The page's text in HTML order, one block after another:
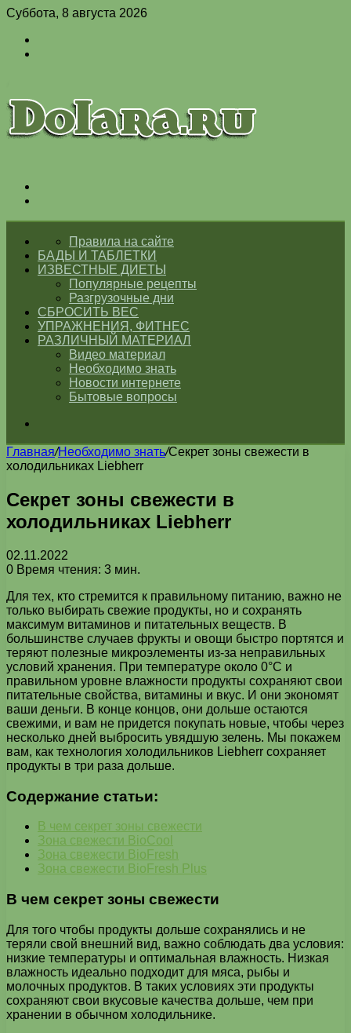
Суббота, 8 августа 2026
ГЛАВНАЯПравила на сайте
БАДЫ И ТАБЛЕТКИ
ИЗВЕСТНЫЕ ДИЕТЫ
Популярные рецепты
Разгрузочные дни
СБРОСИТЬ ВЕС
УПРАЖНЕНИЯ, ФИТНЕС
РАЗЛИЧНЫЙ МАТЕРИАЛ
Видео материал
Необходимо знать
Новости интернете
Бытовые вопросы
Главная/Необходимо знать/Секрет зоны свежести в
холодильниках Liebherr
Секрет зоны свежести в
холодильниках Liebherr
02.11.2022
0 Время чтения: 3 мин.
Для тех, кто стремится к правильному питанию, важно не
только выбирать свежие продукты, но и сохранять
максимум витаминов и питательных веществ. В
большинстве случаев фрукты и овощи быстро портятся и
теряют полезные микроэлементы из-за неправильных
условий хранения. При температуре около 0°C и
правильном уровне влажности продукты сохраняют свои
питательные свойства, витамины и вкус. И они экономят
ваши деньги. В конце концов, они дольше остаются
свежими, и вам не придется покупать новые, чтобы через
несколько дней выбросить увядшую зелень. Мы покажем
вам, как технология холодильников Liebherr сохраняет
продукты в три раза дольше.
Содержание статьи:
В чем секрет зоны свежести
Зона свежести BioCool
Зона свежести BioFresh
Зона свежести BioFresh Plus
В чем секрет зоны свежести
Для того чтобы продукты дольше сохранялись и не
теряли свой внешний вид, важно соблюдать два условия:
низкие температуры и оптимальная влажность. Низкая
влажность идеально подходит для мяса, рыбы и
молочных продуктов. В таких условиях эти продукты
сохраняют свои вкусовые качества дольше, чем при
хранении в обычном холодильнике.